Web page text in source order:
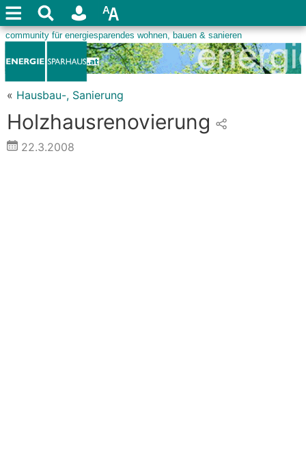
« Hausbau-, Sanierung
Holzhausrenovierung
22.3.2008